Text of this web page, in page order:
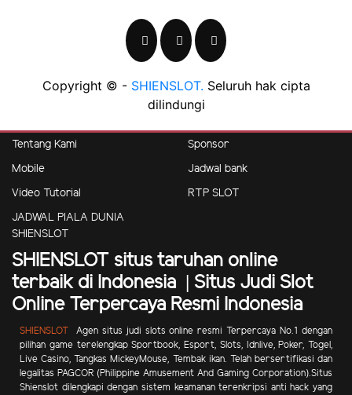
Copyright © - SHIENSLOT. Seluruh hak cipta
dilindungi
Tentang Kami
Sponsor
Mobile
Jadwal bank
Video Tutorial
RTP SLOT
JADWAL PIALA DUNIA
SHIENSLOT
SHIENSLOT situs taruhan online
terbaik di Indonesia | Situs Judi Slot
Online Terpercaya Resmi Indonesia
SHIENSLOT
Agen situs judi slots online resmi Terpercaya No.1 dengan
pilihan game terelengkap Sportbook, Esport, Slots, Idnlive, Poker, Togel,
Live Casino, Tangkas MickeyMouse, Tembak ikan. Telah bersertifikasi dan
legalitas PAGCOR (Philippine Amusement And Gaming Corporation).Situs
Shienslot dilengkapi dengan sistem keamanan terenkripsi anti hack yang